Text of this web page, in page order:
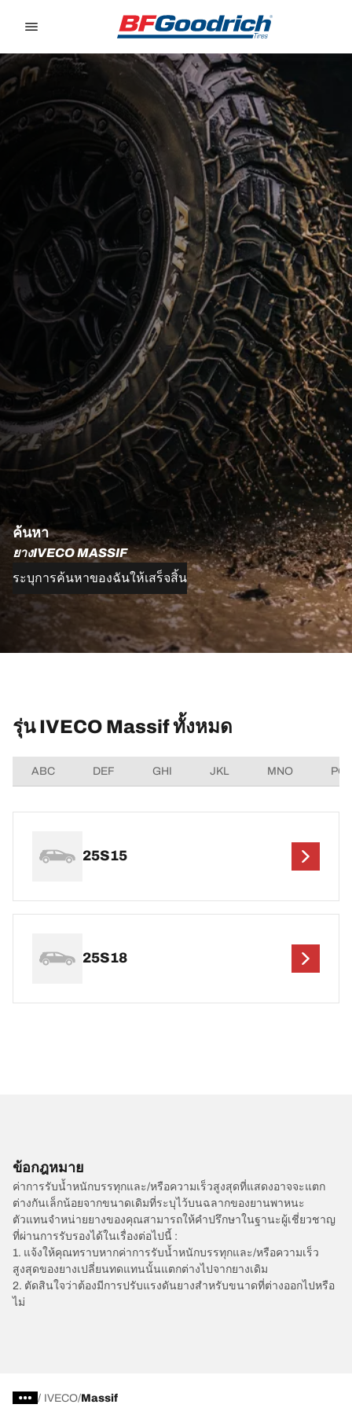
ค้นหา
ยางIVECO MASSIF
ระบุการค้นหาของฉันให้เสร็จสิ้น
รุ่น IVECO Massif ทั้งหมด
ABC DEF GHI JKL MNO
25S15
25S18
ข้อกฎหมาย
ค่าการรับน้ำหนักบรรทุกและ/หรือความเร็วสูงสุดที่แสดงอาจจะแตก
ต่างกันเล็กน้อยจากขนาดเดิมที่ระบุไว้บนฉลากของยานพาหนะ
ตัวแทนจำหน่ายยางของคุณสามารถให้คำปรึกษาในฐานะผู้เชี่ยวชาญ
ที่ผ่านการรับรองได้ในเรื่องต่อไปนี้ :
1. แจ้งให้คุณทราบหากค่าการรับน้ำหนักบรรทุกและ/หรือความเร็ว
สูงสุดของยางเปลี่ยนทดแทนนั้นแตกต่างไปจากยางเดิม
2. ตัดสินใจว่าต้องมีการปรับแรงดันยางสำหรับขนาดที่ต่างออกไปหรือ
ไม่
/ IVECO Massif